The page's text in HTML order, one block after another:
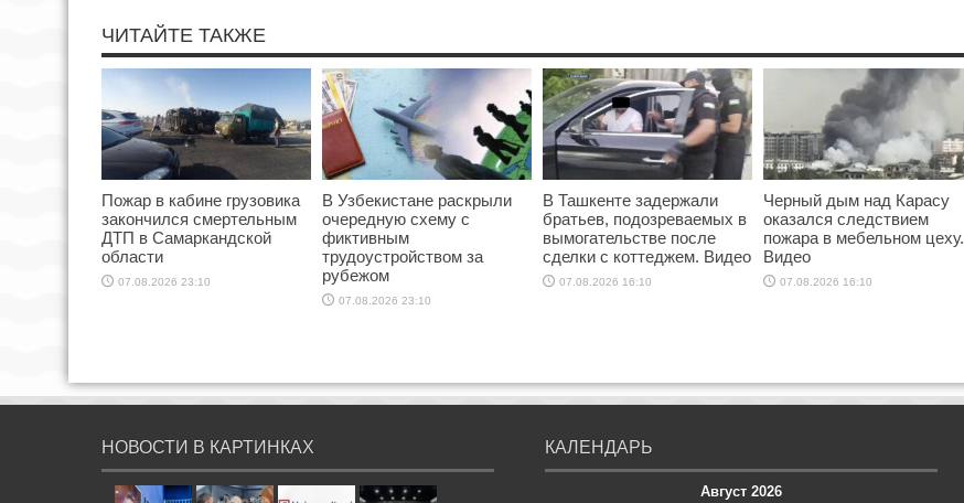
ЧИТАЙТЕ ТАКЖЕ
Пожар в кабине грузовика
закончился смертельным
ДТП в Самаркандской
области
07.08.2026 23:10
В Узбекистане раскрыли
очередную схему с
фиктивным
трудоустройством за
рубежом
07.08.2026 23:10
В Ташкенте задержали
братьев, подозреваемых в
вымогательстве после
сделки с коттеджем. Видео
07.08.2026 16:10
Черный дым над Карасу
оказался следствием
пожара в мебельном цеху.
Видео
07.08.2026 16:10
НОВОСТИ В КАРТИНКАХ КАЛЕНДАРЬ
Август 2026